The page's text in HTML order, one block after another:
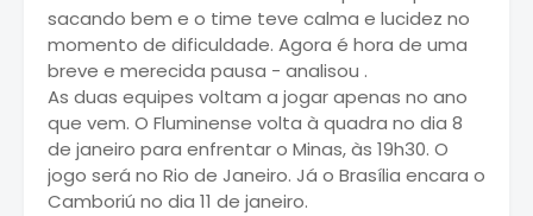
sacando bem e o time teve calma e lucidez no
momento de dificuldade. Agora é hora de uma
breve e merecida pausa - analisou .
As duas equipes voltam a jogar apenas no ano
que vem. O Fluminense volta à quadra no dia 8
de janeiro para enfrentar o Minas, às 19h30. O
jogo será no Rio de Janeiro. Já o Brasília encara o
Camboriú no dia 11 de janeiro.